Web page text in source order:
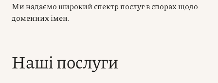
Ми надаємо широкий спектр послуг в спорах щодо
доменних імен.
Наші послуги